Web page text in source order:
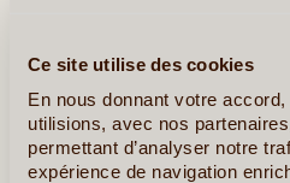
Ce site utilise des cookies
En nous donnant votre
utilisions, avec nos
permettant d’analyser notre
expérience de navigation
16J/15N